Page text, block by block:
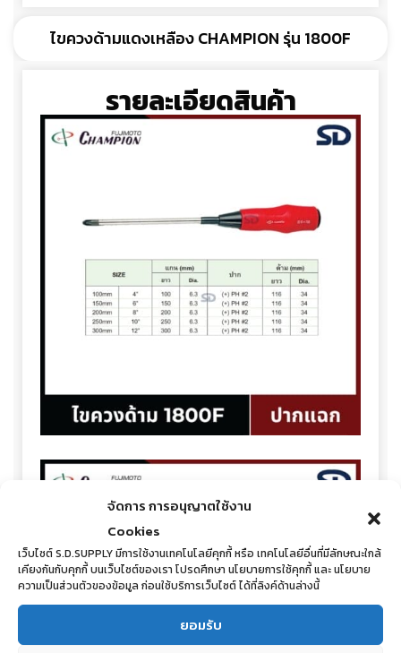
จัดการ การอนุญาตใช้งาน
Cookies
เว็บไซต์ S.D.SUPPLY มีการใช้งานเทคโนโลยีคุกกี้ หรือ เทคโนโลยีอื่นที่มีลักษณะใกล้
เคียงกันกับคุกกี้ บนเว็บไซต์ของเรา โปรดศึกษา นโยบายการใช้คุกกี้ และ นโยบาย
ความเป็นส่วนตัวของข้อมูล ก่อนใช้บริการเว็บไซต์ ได้ที่ลิงค์ด้านล่างนี้
ยอมรับ
ไขควงด้ามแดงเหลือง CHAMPION รุ่น 1800F
รายละเอียดสินค้า